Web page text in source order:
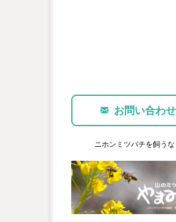
お問い合わせ
ニホンミツバチを飼うな